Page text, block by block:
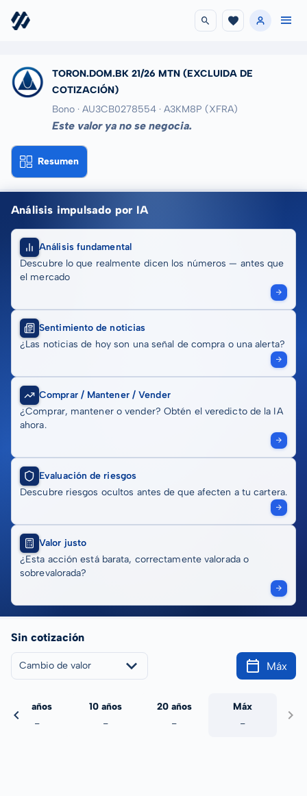
TORON.DOM.BK 21/26 MTN (EXCLUIDA DE
COTIZACIÓN)
Bono · AU3CB0278554 · A3KM8P (XFRA)
Este valor ya no se negocia.
Resumen
Análisis impulsado por IA
Análisis fundamental
Descubre lo que realmente dicen los números — antes que
el mercado
Sentimiento de noticias
¿Las noticias de hoy son una señal de compra o una alerta?
Comprar / Mantener / Vender
¿Comprar, mantener o vender? Obtén el veredicto de la IA
ahora.
Evaluación de riesgos
Descubre riesgos ocultos antes de que afecten a tu cartera.
Valor justo
¿Esta acción está barata, correctamente valorada o
sobrevalorada?
Sin cotización
Cambio de valor Máx
5 años
-
10 años
-
20 años
-
Máx
-